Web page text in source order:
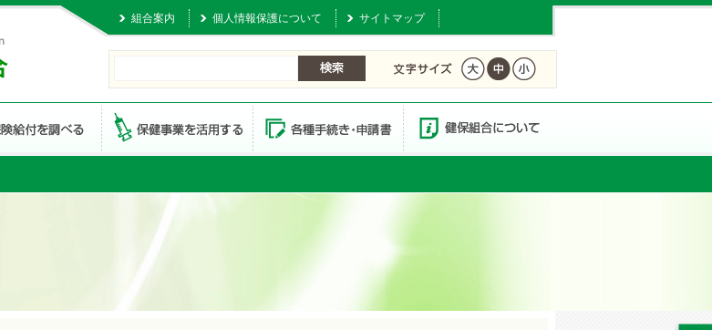
組合案内 個人情報保護について サイトマップ